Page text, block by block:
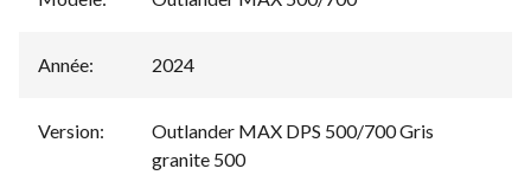
Année: 2024
Version:
Outlander MAX DPS 500/700 Gris
granite 500